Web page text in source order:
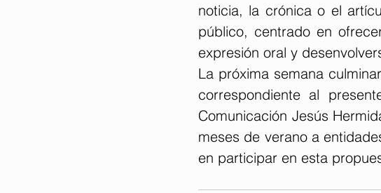
noticia, la crónica o el
público, centrado en
expresión oral y
La próxima semana
correspondiente al
Comunicación Jesús
meses de verano a
en participar en esta